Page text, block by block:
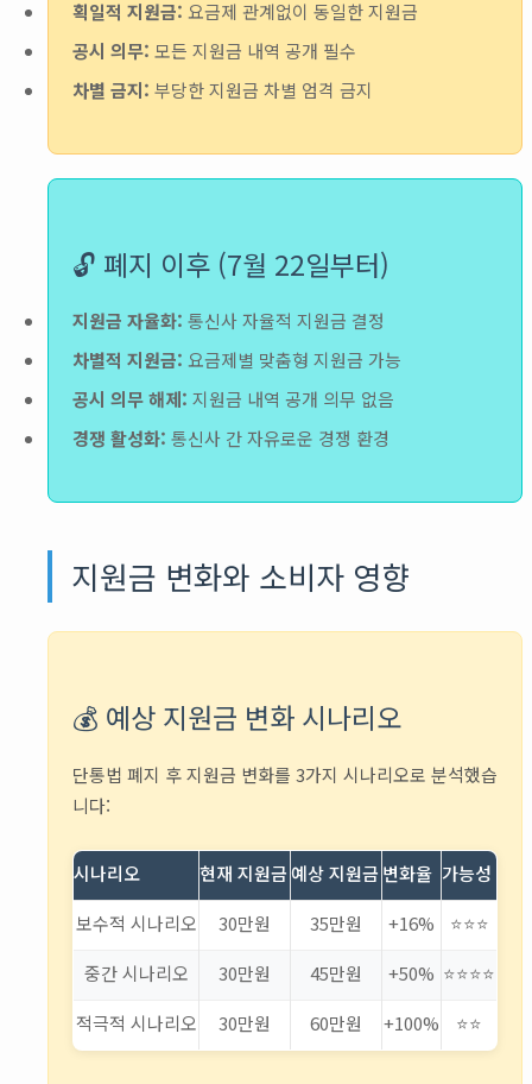
획일적 지원금: 요금제 관계없이 동일한 지원금
공시 의무: 모든 지원금 내역 공개 필수
차별 금지: 부당한 지원금 차별 엄격 금지
🔓 폐지 이후 (7월 22일부터)
지원금 자율화: 통신사 자율적 지원금 결정
차별적 지원금: 요금제별 맞춤형 지원금 가능
공시 의무 해제: 지원금 내역 공개 의무 없음
경쟁 활성화: 통신사 간 자유로운 경쟁 환경
지원금 변화와 소비자 영향
💰 예상 지원금 변화 시나리오
단통법 폐지 후 지원금 변화를 3가지 시나리오로 분석했습
니다:
시나리오 현재 지원금예상 지원금 변화율 가능성
보수적 시나리오
30만원 35만원 +16%
⭐⭐⭐
중간 시나리오
30만원 45만원 +50% ⭐⭐⭐⭐
적극적 시나리오
30만원 60만원 +100% ⭐⭐